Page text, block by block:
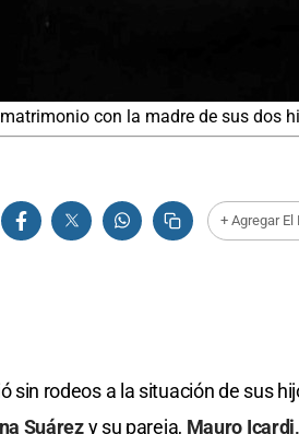
con la madre de sus dos
+ Agregar El
sin rodeos a la situación de sus
Suárezy su pareja, Mauro Icardi,